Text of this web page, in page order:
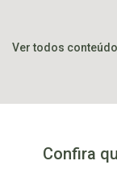
do Meio
Ver todos
Confira